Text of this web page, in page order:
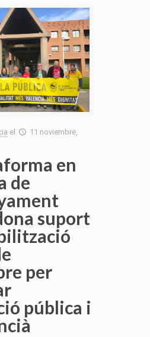
el
11 noviembre,
en
de
suport
per
pública i